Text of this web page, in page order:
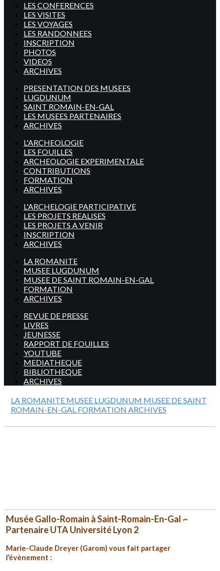
LES CONFERENCES
LES VISITES
LES VOYAGES
LES RANDONNEES
INSCRIPTION
PHOTOS
VIDEOS
ARCHIVES
PRESENTATION DES MUSEES
LUGDUNUM
SAINT ROMAIN-EN-GAL
LES MUSEES PARTENAIRES
ARCHIVES
L'ARCHEOLOGIE
LES FOUILLES
ARCHEOLOGIE EXPERIMENTALE
CONTRIBUTIONS
FORMATION
ARCHIVES
L'ARCHELOGIE PARTICIPATIVE
LES PROJETS REALISES
LES PROJETS A VENIR
INSCRIPTION
ARCHIVES
LA ROMANITE
MUSEE LUGDUNUM
MUSEE DE SAINT ROMAIN-EN-GAL
FORMATION
ARCHIVES
REVUE DE PRESSE
LIVRES
JEUNESSE
RAPPORT DE FOUILLES
YOUTUBE
MEDIATHEQUE
BIBLIOTHEQUE
ARCHIVES
LA ROMANITE MUSEE LUGDUNUM MUSEE DE SAINT
ROMAIN-EN-GAL FORMATION ARCHIVES
Musée Gallo-Romain à Saint-Romain-En-Gal ~
Partenaire UTA Université Lyon 2
Marie-Claude Dreyer (Garom) vous fait partager
l’évènement :